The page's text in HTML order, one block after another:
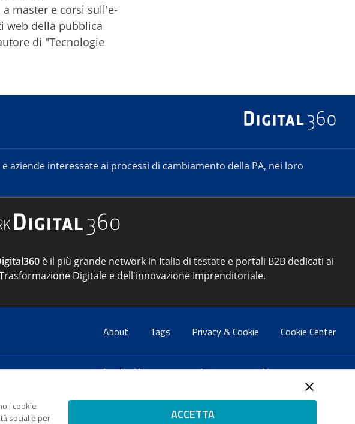
master e corsi sull'e-
web della pubblica
di "Tecnologie
aziende interessate ai processi di cambiamento della PA, nei loro
è il più grande network in Italia di testate e portali B2B dedicati ai
Digitale e dell'innovazione Imprenditoriale.
About Tags Privacy & Cookie Cookie Center
Contatti:info@forumpa.it- tel. 06 684251 - fax. 06 68425433
- Reg. n. 182 del 2 maggio 2008 - Direttore resp. Michela Stentella
i cookie
social e per
ACCETTA